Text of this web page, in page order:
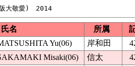
氏名 所属
Yu(06) 岸和田
Misaki(06) 信太